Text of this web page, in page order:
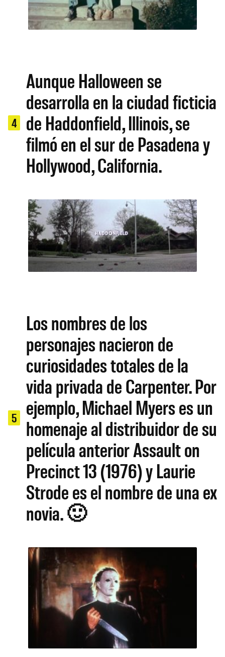
4
Aunque Halloween se
desarrolla en la ciudad ficticia
de Haddonfield, Illinois, se
filmó en el sur de Pasadena y
Hollywood, California.
5
Los nombres de los
personajes nacieron de
curiosidades totales de la
vida privada de Carpenter. Por
ejemplo, Michael Myers es un
homenaje al distribuidor de su
película anterior Assault on
Precinct 13 (1976) y Laurie
Strode es el nombre de una ex
novia. 🙂